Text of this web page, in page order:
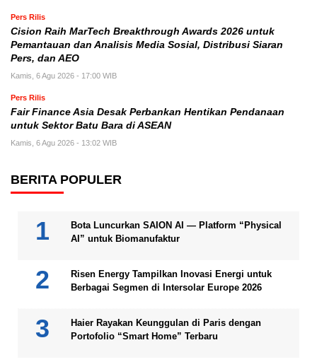
Pers Rilis
Cision Raih MarTech Breakthrough Awards 2026 untuk
Pemantauan dan Analisis Media Sosial, Distribusi Siaran
Pers, dan AEO
Kamis, 6 Agu 2026 - 17:00 WIB
Pers Rilis
Fair Finance Asia Desak Perbankan Hentikan Pendanaan
untuk Sektor Batu Bara di ASEAN
Kamis, 6 Agu 2026 - 13:02 WIB
BERITA POPULER
Bota Luncurkan SAION AI — Platform “Physical
AI” untuk Biomanufaktur
Risen Energy Tampilkan Inovasi Energi untuk
Berbagai Segmen di Intersolar Europe 2026
Haier Rayakan Keunggulan di Paris dengan
Portofolio “Smart Home” Terbaru